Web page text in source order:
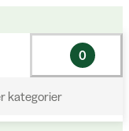
kategorier
0